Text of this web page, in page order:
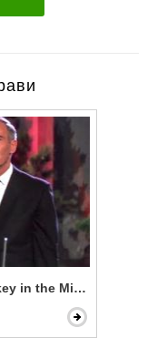
in the Middle